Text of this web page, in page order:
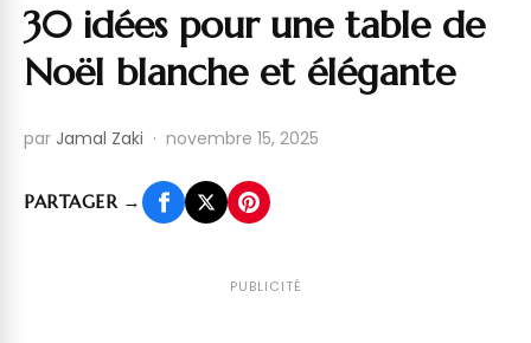
30 idées pour une table de
Noël blanche et élégante
par Jamal Zaki · novembre 15, 2025
PARTAGER →
PUBLICITÉ